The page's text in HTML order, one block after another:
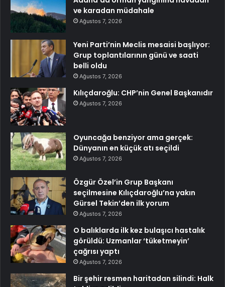
ve karadan müdahale
Ağustos 7, 2026
Yeni Parti’nin Meclis mesaisi başlıyor:
Grup toplantılarının günü ve saati
belli oldu
Ağustos 7, 2026
Kılıçdaroğlu: CHP’nin Genel Başkanıdır
Ağustos 7, 2026
Oyuncağa benziyor ama gerçek:
Dünyanın en küçük atı seçildi
Ağustos 7, 2026
Özgür Özel’in Grup Başkanı
seçilmesine Kılıçdaroğlu’na yakın
Gürsel Tekin’den ilk yorum
Ağustos 7, 2026
O balıklarda ilk kez bulaşıcı hastalık
görüldü: Uzmanlar ‘tüketmeyin’
çağrısı yaptı
Ağustos 7, 2026
Bir şehir resmen haritadan silindi: Halk